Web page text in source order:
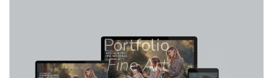
Portfolio
Fine Art